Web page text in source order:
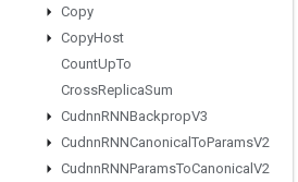
Copy
CopyHost
CountUpTo
CrossReplicaSum
CudnnRNNBackpropV3
CudnnRNNCanonical ToParamsV2
CudnnRNNParamsToCanonical V2